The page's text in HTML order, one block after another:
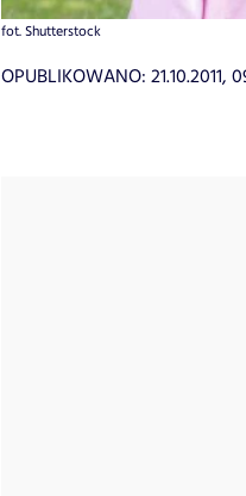
fot. Shutterstock
OPUBLIKOWANO: 21.10.2011,